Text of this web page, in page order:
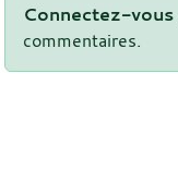
Connectez-vous
commentaires.